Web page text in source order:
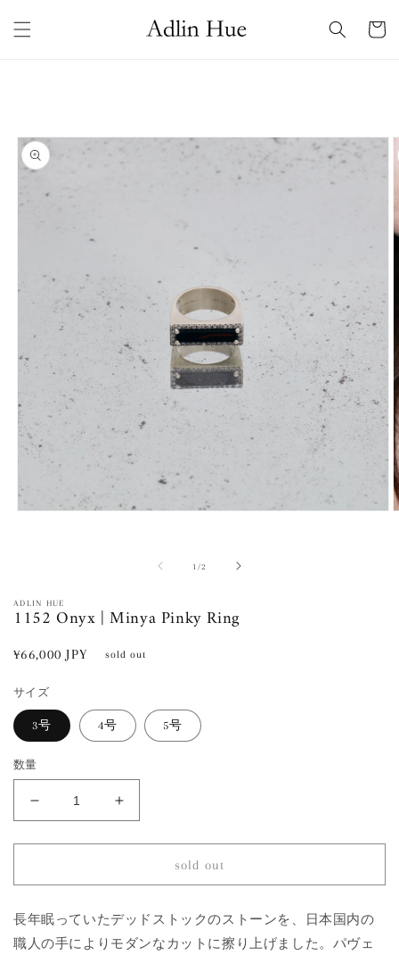
ンツに
進む
ー
商品情
報にス
キップ
メ
デ
(1)
開
く
1 /の2
ADLIN HUE
1152 Onyx | Minya Pinky Ring
通
価
格
¥66,000 JPY sold out
サイズ
3号 4号 5号
数量
Onyx
|
Pinky
の
数
1152
Onyx
|
Pinky
の
数
sold out
長年眠っていたデッドストックのストーンを、日本国内の
職人の手によりモダンなカットに擦り上げました。パヴェ